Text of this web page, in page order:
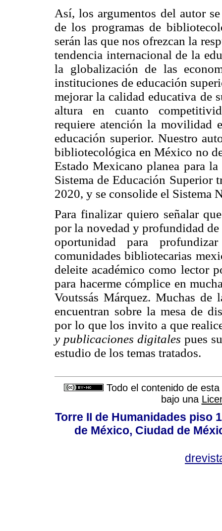
Así, los argumentos del autor
de los programas de
serán las que nos ofrezcan la
tendencia internacional de la
la globalización de las
instituciones de educación
mejorar la calidad educativa de
altura en cuanto
requiere atención la movilidad
educación superior. Nuestro
bibliotecológica en México no
Estado Mexicano planea para
Sistema de Educación Superior
2020, y se consolide el Sistema
Para finalizar quiero señalar
por la novedad y profundidad de
oportunidad para
comunidades bibliotecarias
deleite académico como lector
para hacerme cómplice en
Voutssás Márquez. Muchas de
encuentran sobre la mesa de
por lo que los invito a que
y publicaciones digitales pues
estudio de los temas tratados.
Todo el contenido de
bajo una
Torre II de Humanidades piso
de México, Ciudad de